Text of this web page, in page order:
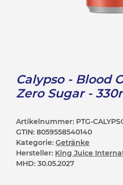
Calypso - Blood
Zero Sugar -
Artikelnummer: PTG-
GTIN: 8059558540140
Kategorie: Getränke
Hersteller: King Juice
MHD: 30.05.2027